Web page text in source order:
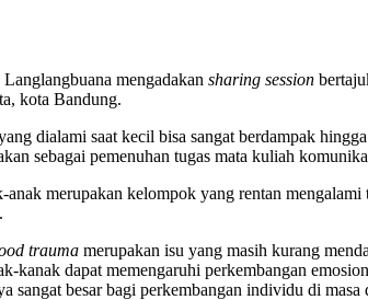
mengadakan sharing session
kota Bandung.
dialami saat kecil bisa sangat berdampak
sebagai pemenuhan tugas mata kuliah
merupakan kelompok yang rentan
trauma merupakan isu yang masih kurang
kanak dapat memengaruhi perkembangan
sangat besar bagi perkembangan individu di masa